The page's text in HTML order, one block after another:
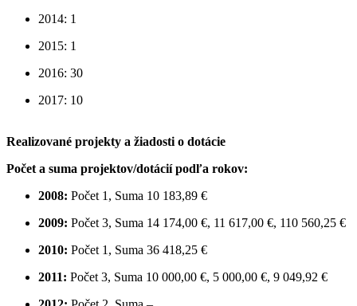
2014: 1
2015: 1
2016: 30
2017: 10
Realizované projekty a žiadosti o dotácie
Počet a suma projektov/dotácií podľa rokov:
2008: Počet 1, Suma 10 183,89 €
2009: Počet 3, Suma 14 174,00 €, 11 617,00 €, 110 560,25 €
2010: Počet 1, Suma 36 418,25 €
2011: Počet 3, Suma 10 000,00 €, 5 000,00 €, 9 049,92 €